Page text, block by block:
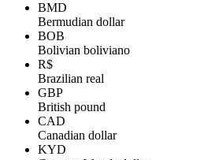
BMD
Bermudian dollar
BOB
Bolivian boliviano
R$
Brazilian real
GBP
British pound
CAD
Canadian dollar
KYD